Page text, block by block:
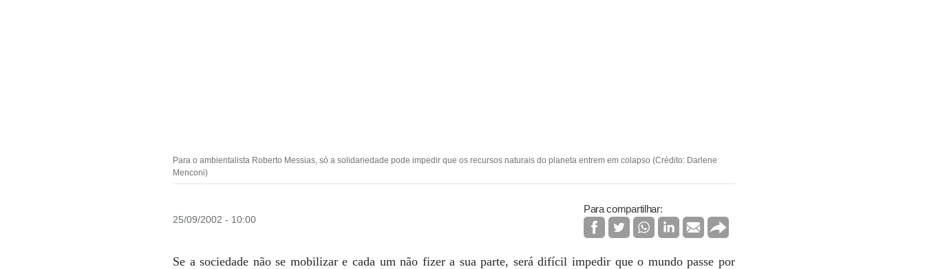
Para o ambientalista Roberto Messias, só a solidariedade pode impedir que os recursos naturais do planeta entrem em colapso (Crédito: Darlene
Menconi)
25/09/2002 - 10:00
Para compartilhar:
Se a sociedade não se mobilizar e cada um não fizer a sua parte, será difícil impedir que o mundo passe por